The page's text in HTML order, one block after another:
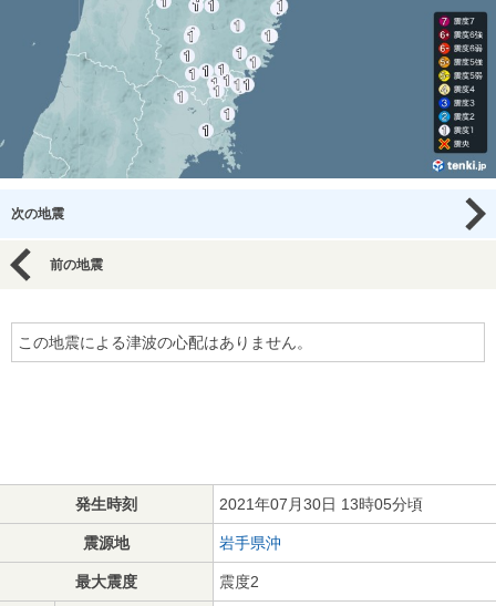
次の地震
前の地震
この地震による津波の心配はありません。
発生時刻 2021年07月30日 13時05分頃
震源地 岩手県沖
最大震度 震度2